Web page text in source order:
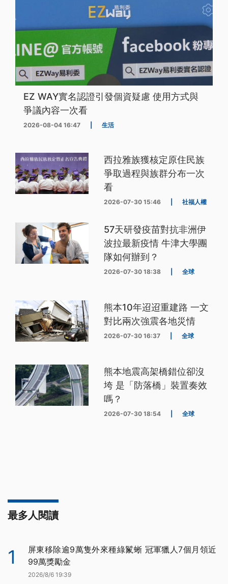
EZ WAY實名認證引發個資疑慮 使用方式與
爭議內容一次看
2026-08-04 16:47 生活
西拉雅族獲核定原住民族
爭取過程與族群分布一次
看
2026-07-30 15:46 社福人權
57天研發疫苗對抗非洲伊
波拉最新疫情 牛津大學團
隊如何辦到？
2026-07-30 18:38 全球
熊本10年迢迢重建路 一文
對比兩次強震各地災情
2026-07-30 16:37 全球
熊本地震高架橋錯位卻沒
垮 是「防落橋」裝置奏效
嗎？
2026-07-30 18:54 全球
最多人閱讀
1
屏東移除逾9萬隻外來種綠鬣蜥 冠軍獵人7個月領近
99萬獎勵金
2026/8/6 19:39